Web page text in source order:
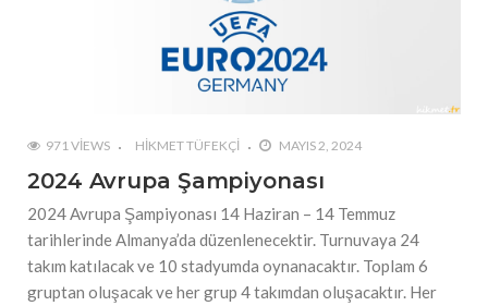
971 VIEWS HIKMET TÜFEKÇI MAYIS 2, 2024
2024 Avrupa Şampiyonası
2024 Avrupa Şampiyonası 14 Haziran – 14 Temmuz
tarihlerinde Almanya’da düzenlenecektir. Turnuvaya 24
takım katılacak ve 10 stadyumda oynanacaktır. Toplam 6
gruptan oluşacak ve her grup 4 takımdan oluşacaktır. Her